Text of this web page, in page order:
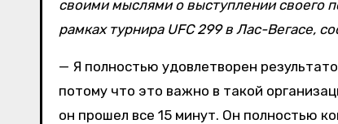
своими мыслями о выступлении своего
рамках турнира UFC 299 в Лас-Вегасе,
— Я полностью удовлетворен
потому что это важно в такой
он прошел все 15 минут. Он полностью